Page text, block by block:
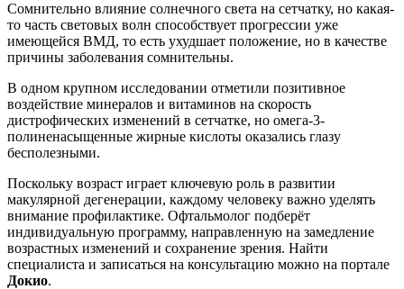
Сомнительно влияние солнечного света на сетчатку, но какая-
то часть световых волн способствует прогрессии уже
имеющейся ВМД, то есть ухудшает положение, но в качестве
причины заболевания сомнительны.
В одном крупном исследовании отметили позитивное
воздействие минералов и витаминов на скорость
дистрофических изменений в сетчатке, но омега-3-
полиненасыщенные жирные кислоты оказались глазу
бесполезными.
Поскольку возраст играет ключевую роль в развитии
макулярной дегенерации, каждому человеку важно уделять
внимание профилактике. Офтальмолог подберёт
индивидуальную программу, направленную на замедление
возрастных изменений и сохранение зрения. Найти
специалиста и записаться на консультацию можно на портале
Докио.